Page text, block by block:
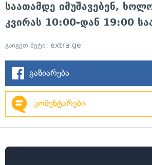
საათამდე იმუშავებენ,
კვირას 10:00-დან 19:00
გაიგეთ მეტი: extra.ge
გაზიარება
კომენტარები